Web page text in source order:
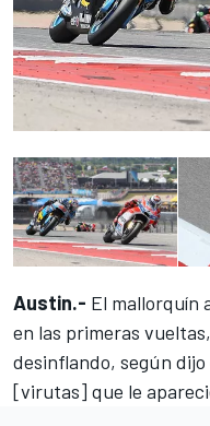
Austin.- El mallorquín
en las primeras
desinflando, según
[virutas] que le